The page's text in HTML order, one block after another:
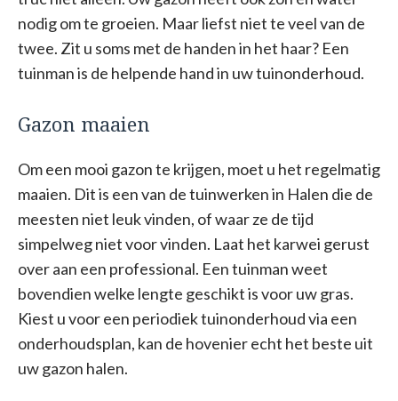
nodig om te groeien. Maar liefst niet te veel van de
twee. Zit u soms met de handen in het haar? Een
tuinman is de helpende hand in uw tuinonderhoud.
Gazon maaien
Om een mooi gazon te krijgen, moet u het regelmatig
maaien. Dit is een van de tuinwerken in Halen die de
meesten niet leuk vinden, of waar ze de tijd
simpelweg niet voor vinden. Laat het karwei gerust
over aan een professional. Een tuinman weet
bovendien welke lengte geschikt is voor uw gras.
Kiest u voor een periodiek tuinonderhoud via een
onderhoudsplan, kan de hovenier echt het beste uit
uw gazon halen.